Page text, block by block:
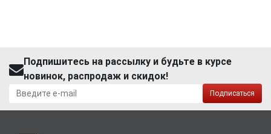
Подпишитесь на рассылку и будьте в курсе
новинок, распродаж и скидок!
Подписаться